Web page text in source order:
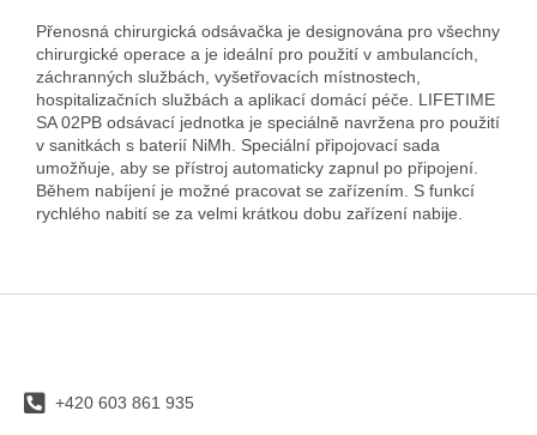
Přenosná chirurgická odsávačka je designována pro všechny
chirurgické operace a je ideální pro použití v ambulancích,
záchranných službách, vyšetřovacích místnostech,
hospitalizačních službách a aplikací domácí péče. LIFETIME
SA 02PB odsávací jednotka je speciálně navržena pro použití
v sanitkách s baterií NiMh. Speciální připojovací sada
umožňuje, aby se přístroj automaticky zapnul po připojení.
Během nabíjení je možné pracovat se zařízením. S funkcí
rychlého nabití se za velmi krátkou dobu zařízení nabije.
+420 603 861 935